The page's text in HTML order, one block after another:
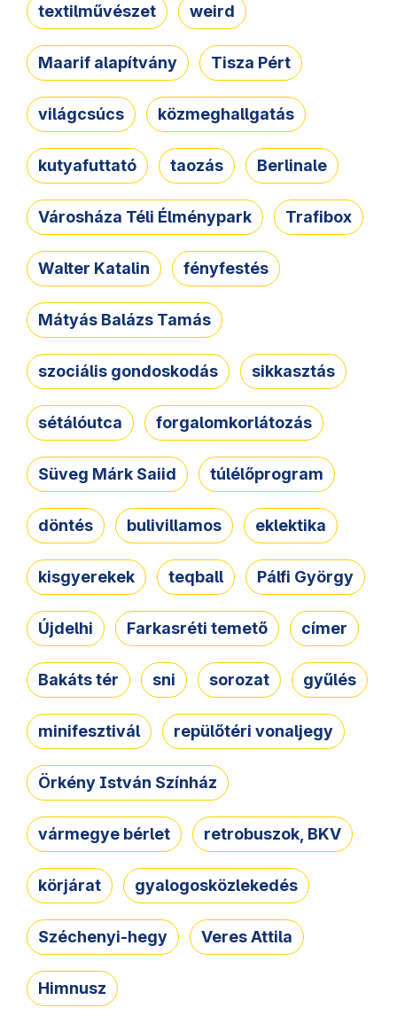
textilművészet weird
Maarif alapítvány Tisza Pért
világcsúcs közmeghallgatás
kutyafuttató taozás Berlinale
Városháza Téli Élménypark Trafibox
Walter Katalin fényfestés
Mátyás Balázs Tamás
szociális gondoskodás sikkasztás
sétálóutca forgalomkorlátozás
Süveg Márk Saiid túlélőprogram
döntés bulivillamos eklektika
kisgyerekek teqball Pálfi György
Újdelhi Farkasréti temető címer
Bakáts tér sni sorozat gyűlés
minifesztivál repülőtéri vonaljegy
Örkény István Színház
vármegye bérlet retrobuszok, BKV
körjárat gyalogosközlekedés
Széchenyi-hegy Veres Attila
Himnusz